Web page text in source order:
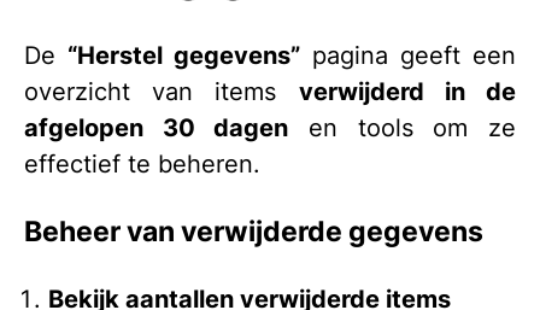
De “Herstel gegevens” pagina geeft een
overzicht van items verwijderd in de
afgelopen 30 dagen en tools om ze
effectief te beheren.
Beheer van verwijderde gegevens
Bekijk aantallen verwijderde items